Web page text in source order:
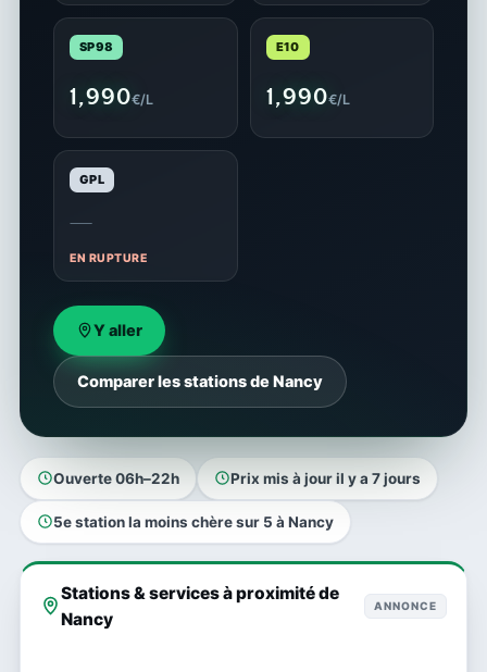
SP98
1,990€/L
E10
1,990€/L
GPL
—
EN RUPTURE
Y aller
Comparer les stations de Nancy
Ouverte 06h–22h Prix mis à jour il y a 7 jours
5e station la moins chère sur 5 à Nancy
Stations & services à proximité de
Nancy
ANNONCE